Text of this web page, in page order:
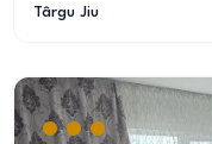
Târgu Jiu